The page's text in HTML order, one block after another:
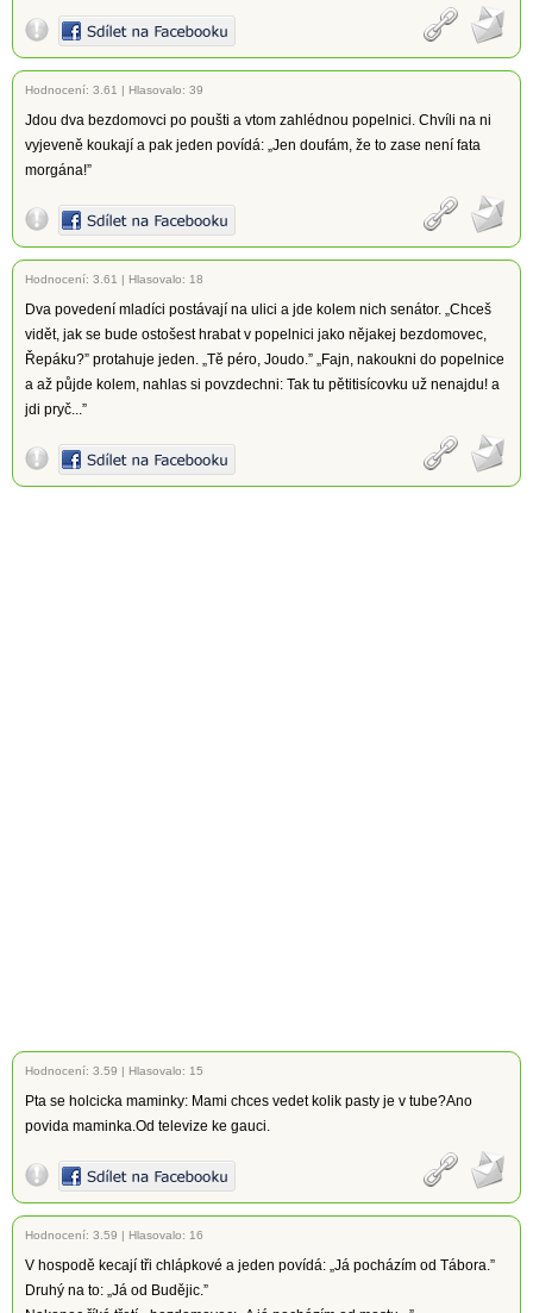
Hodnocení: 3.61 | Hlasovalo: 39
Jdou dva bezdomovci po poušti a vtom zahlédnou popelnici. Chvíli na ni
vyjeveně koukají a pak jeden povídá: „Jen doufám, že to zase není fata
morgána!”
Hodnocení: 3.61 | Hlasovalo: 18
Dva povedení mladíci postávají na ulici a jde kolem nich senátor. „Chceš
vidět, jak se bude ostošest hrabat v popelnici jako nějakej bezdomovec,
Řepáku?” protahuje jeden. „Tě péro, Joudo.” „Fajn, nakoukni do popelnice
a až půjde kolem, nahlas si povzdechni: Tak tu pětitisícovku už nenajdu! a
jdi pryč...”
Hodnocení: 3.59 | Hlasovalo: 15
Pta se holcicka maminky: Mami chces vedet kolik pasty je v tube?Ano
povida maminka.Od televize ke gauci.
Hodnocení: 3.59 | Hlasovalo: 16
V hospodě kecají tři chlápkové a jeden povídá: „Já pocházím od Tábora.”
Druhý na to: „Já od Budějic.”